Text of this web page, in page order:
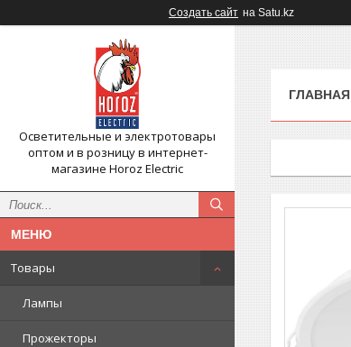
Создать сайт на Satu.kz
Осветительные и электротовары
оптом и в розницу в интернет-
магазине Horoz Electriс
Товары
Лампы
Прожекторы
ГЛАВНАЯ